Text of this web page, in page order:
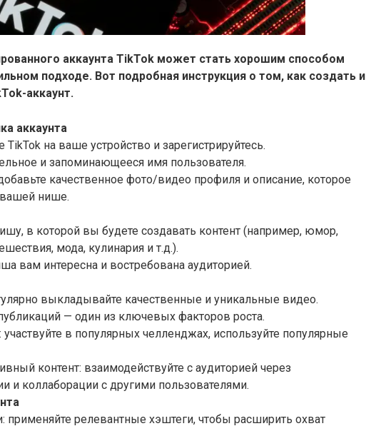
аккаунта TikTok может стать хорошим способом
подходе. Вот подробная инструкция о том, как создать и
аккаунт.
аккаунта
на ваше устройство и зарегистрируйтесь.
и запоминающееся имя пользователя.
качественное фото/видео профиля и описание, которое
вашей нише.
в которой вы будете создавать контент (например, юмор,
мода, кулинария и т.д.).
вам интересна и востребована аудиторией.
выкладывайте качественные и уникальные видео.
— один из ключевых факторов роста.
в популярных челленджах, используйте популярные
контент: взаимодействуйте с аудиторией через
и коллаборации с другими пользователями.
применяйте релевантные хэштеги, чтобы расширить охват